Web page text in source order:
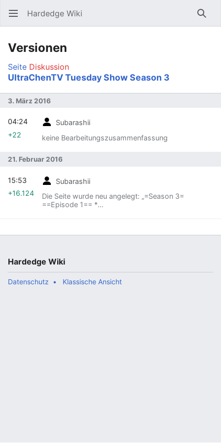
Hauptmenü öffnen Hardedge Wiki
Versionen
Seite Diskussion
UltraChenTV Tuesday Show Season 3
3. März 2016
Subarashii
keine Bearbeitungszusammenfassung
04:24
+22
21. Februar 2016
Subarashii
Die Seite wurde neu angelegt: „=Season 3=
==Episode 1== *
[https://www.youtube.com/watch?v…“
15:53
+16.124
Hardedge Wiki
Datenschutz Klassische Ansicht